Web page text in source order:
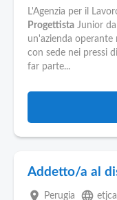
Pubblica
Offerte
Area
L'Agenzia per il
Progettista Junior
un'azienda operante
con sede nei pressi
far parte...
Addetto/a al
place Perugia language